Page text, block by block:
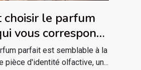
choisir le parfum
vous correspond
parfait est semblable à la
pièce d'identité olfactive, un...